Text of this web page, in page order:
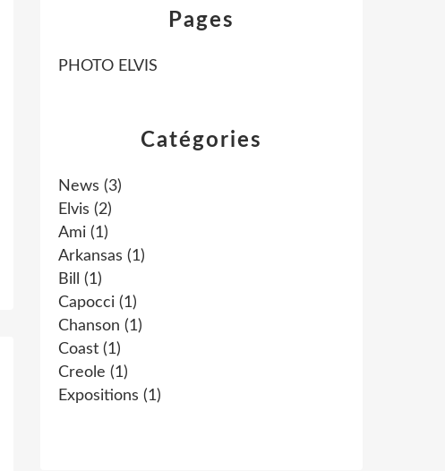
Catégories
News (3)
Elvis (2)
Ami (1)
Arkansas (1)
Bill
(1)
Capocci (1)
Chanson (1)
Coast (1)
Creole (1)
Expositions (1)
Pages
PHOTO ELVIS